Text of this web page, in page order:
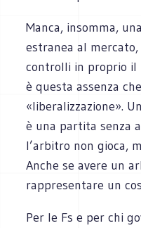
Manca, insomma,
estranea al
controlli in proprio il
è questa assenza
«liberalizzazione».
è una partita senza
l’arbitro non gioca,
Anche se avere un
rappresentare un
Per le Fs e per chi